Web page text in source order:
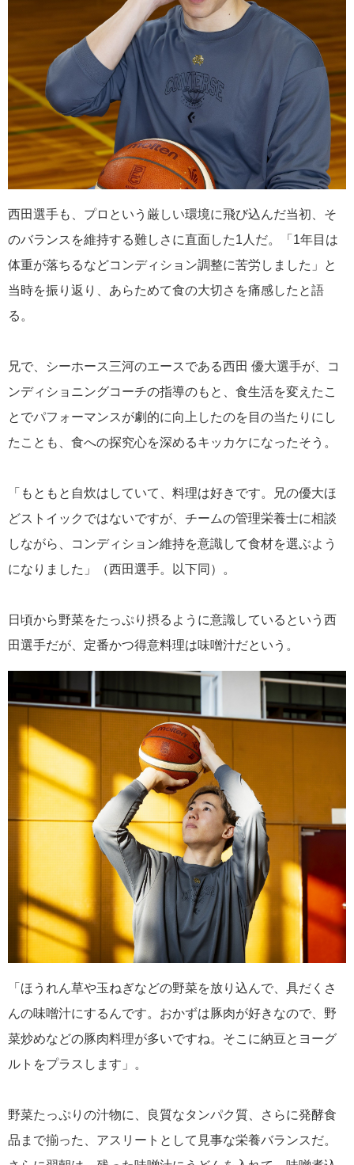
西田選手も、プロという厳しい環境に飛び込んだ当初、そ
のバランスを維持する難しさに直面した1人だ。「1年目は
体重が落ちるなどコンディション調整に苦労しました」と
当時を振り返り、あらためて食の大切さを痛感したと語
る。
兄で、シーホース三河のエースである西田 優大選手が、コ
ンディショニングコーチの指導のもと、食生活を変えたこ
とでパフォーマンスが劇的に向上したのを目の当たりにし
たことも、食への探究心を深めるキッカケになったそう。
「もともと自炊はしていて、料理は好きです。兄の優大ほ
どストイックではないですが、チームの管理栄養士に相談
しながら、コンディション維持を意識して食材を選ぶよう
になりました」（西田選手。以下同）。
日頃から野菜をたっぷり摂るように意識しているという西
田選手だが、定番かつ得意料理は味噌汁だという。
「ほうれん草や玉ねぎなどの野菜を放り込んで、具だくさ
んの味噌汁にするんです。おかずは豚肉が好きなので、野
菜炒めなどの豚肉料理が多いですね。そこに納豆とヨーグ
ルトをプラスします」。
野菜たっぷりの汁物に、良質なタンパク質、さらに発酵食
品まで揃った、アスリートとして見事な栄養バランスだ。